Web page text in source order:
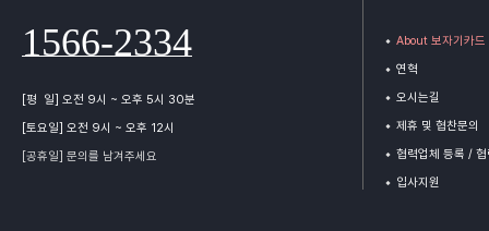
1566-2334
[평 일] 오전 9시 ~ 오후 5시 30분
[토요일] 오전 9시 ~ 오후 12시
[공휴일] 문의를 남겨주세요
About 보자기카드
연혁
오시는길
제휴 및 협찬문의
협력업체 등록 /
입사지원